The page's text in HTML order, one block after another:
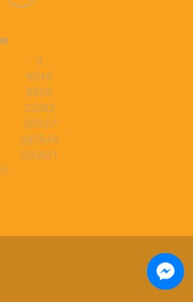
3
6044
6608
23592
181527
287844
593821